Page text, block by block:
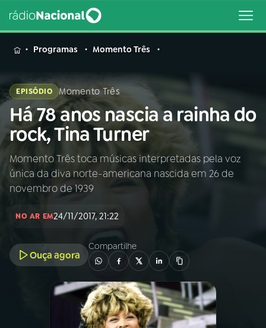
MENU
Buscar
na
Rádio
Nacional
Buscar
AO VIVO
01INÍCIO
02A RÁDIO
PROGRAMAÇÃO
Programas Momento Três
EPISÓDIO Momento Três
Há 78 anos nascia a rainha do
rock, Tina Turner
Momento Três toca músicas interpretadas pela voz
única da diva norte-americana nascida em 26 de
novembro de 1939
NO AR EM24/11/2017, 21:22
Ouça agora
Compartilhe